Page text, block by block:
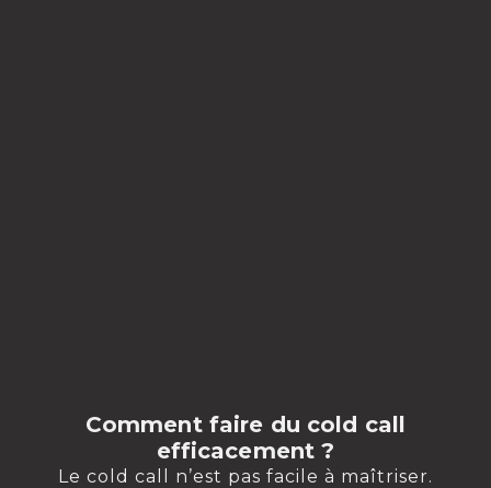
Comment faire du cold call
efficacement ?
Le cold call n’est pas facile à maîtriser.